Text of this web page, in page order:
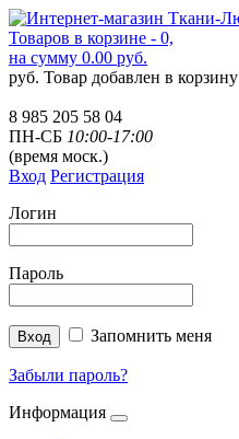
Товаров в корзине - 0,
на сумму 0.00 руб.
руб. Товар добавлен в корзину
8 985 205 58 04
ПН-СБ 10:00-17:00
(время моск.)
Вход Регистрация
Логин
Пароль
Запомнить меня
Забыли пароль?
Информация